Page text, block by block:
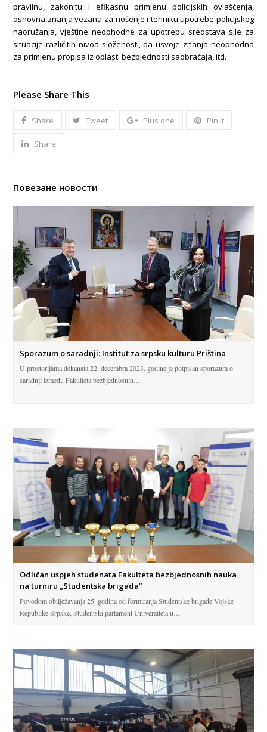
pravilnu, zakonitu i efikasnu primjenu policijskih ovlašćenja,
osnovna znanja vezana za nošenje i tehniku upotrebe policijskog
naoružanja, vještine neophodne za upotrebu sredstava sile za
situacije različitih nivoa složenosti, da usvoje znanja neophodna
za primjenu propisa iz oblasti bezbjednosti saobraćaja, itd.
Please Share This
Share Tweet Plus one Pin It
Share
Повезане новости
Sporazum o saradnji: Institut za srpsku kulturu Priština
U prostorijama dekanata 22. decembra 2023. godine je potpisan sporazum o
saradnji između Fakulteta bezbjednosnih…
Odličan uspjeh studenata Fakulteta bezbjednosnih nauka
na turniru „Studentska brigada“
Povodom obilježavanja 25. godina od formiranja Studentske brigade Vojske
Republike Srpske, Studentski parlament Univerziteta u…